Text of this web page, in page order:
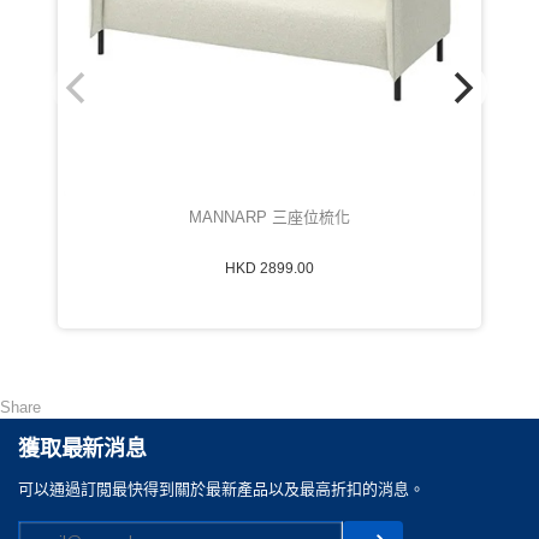
MANNARP 三座位梳化
HKD 2899.00
Share
獲取最新消息
可以通過訂閲最快得到關於最新產品以及最高折扣的消息。